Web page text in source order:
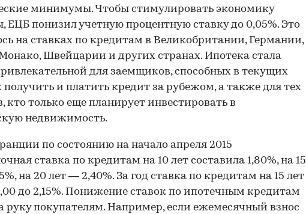
минимумы. Чтобы стимулировать экономику
ЕЦБ понизил учетную процентную ставку до 0,05%. Это
на ставках по кредитам в Великобритании, Германии,
Швейцарии и других странах. Ипотека стала
для заемщиков, способных в текущих
получить и платить кредит за рубежом, а также для тех
кто только еще планирует инвестировать в
недвижимость.
по состоянию на начало апреля 2015
ставка по кредитам на 10 лет составила 1,80%, на 15
на 20 лет — 2,40%. За год ставка по кредитам на 15 лет
до 2,15%. Понижение ставок по ипотечным кредитам
руку покупателям. Например, если ежемесячный взнос